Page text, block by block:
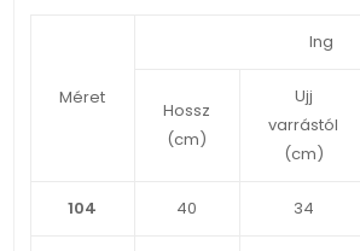
Méret
Ing
Hossz
(cm)
Ujj
varrástól
(cm)
104 40 34